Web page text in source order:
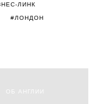
ЛИНК
ЛОНДОН
ОБ АНГЛИИ